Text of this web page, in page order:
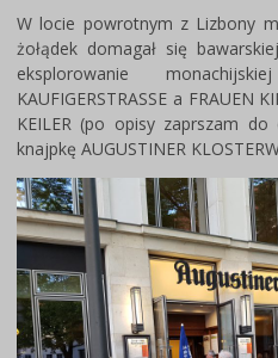
W locie powrotnym z Lizbony
żołądek domagał się
eksplorowanie
KAUFIGERSTRASSE a FRAUEN
KEILER (po opisy zaprszam do
knajpkę AUGUSTINER